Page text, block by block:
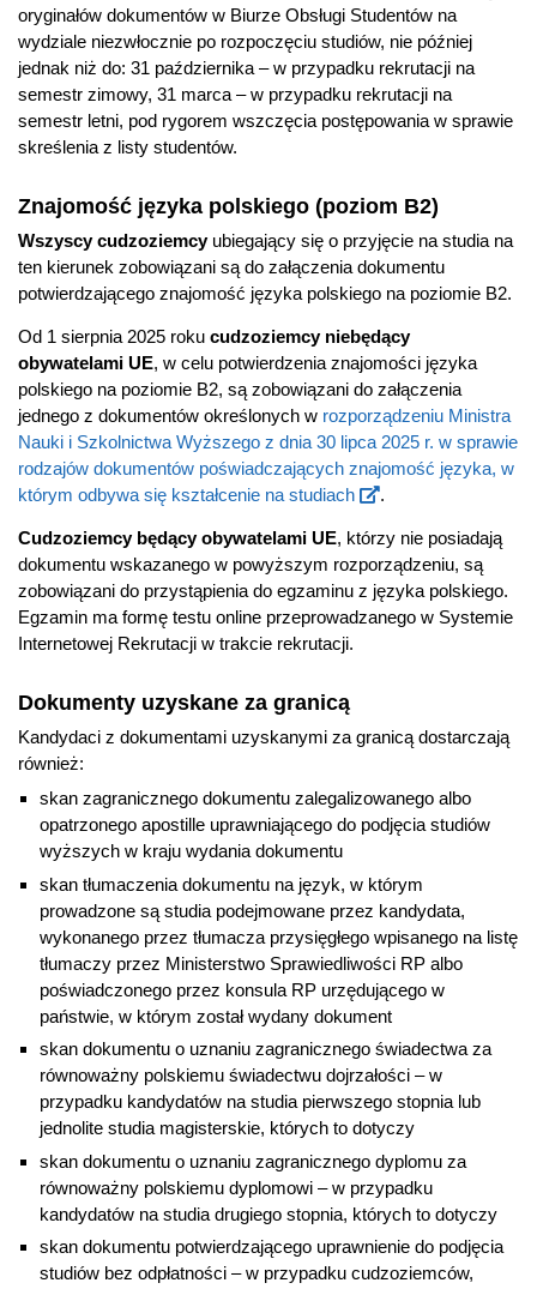
oryginałów dokumentów w Biurze Obsługi Studentów na
wydziale niezwłocznie po rozpoczęciu studiów, nie później
jednak niż do: 31 października – w przypadku rekrutacji na
semestr zimowy, 31 marca – w przypadku rekrutacji na
semestr letni, pod rygorem wszczęcia postępowania w sprawie
skreślenia z listy studentów.
Znajomość języka polskiego (poziom B2)
Wszyscy cudzoziemcy ubiegający się o przyjęcie na studia na
ten kierunek zobowiązani są do załączenia dokumentu
potwierdzającego znajomość języka polskiego na poziomie B2.
Od 1 sierpnia 2025 roku cudzoziemcy niebędący
obywatelami UE, w celu potwierdzenia znajomości języka
polskiego na poziomie B2, są zobowiązani do załączenia
jednego z dokumentów określonych w rozporządzeniu Ministra
Nauki i Szkolnictwa Wyższego z dnia 30 lipca 2025 r. w sprawie
rodzajów dokumentów poświadczających znajomość języka, w
którym odbywa się kształcenie na studiach
.
Cudzoziemcy będący obywatelami UE, którzy nie posiadają
dokumentu wskazanego w powyższym rozporządzeniu, są
zobowiązani do przystąpienia do egzaminu z języka polskiego.
Egzamin ma formę testu online przeprowadzanego w Systemie
Internetowej Rekrutacji w trakcie rekrutacji.
Dokumenty uzyskane za granicą
Kandydaci z dokumentami uzyskanymi za granicą dostarczają
również:
skan zagranicznego dokumentu zalegalizowanego albo
opatrzonego apostille uprawniającego do podjęcia studiów
wyższych w kraju wydania dokumentu
skan tłumaczenia dokumentu na język, w którym
prowadzone są studia podejmowane przez kandydata,
wykonanego przez tłumacza przysięgłego wpisanego na listę
tłumaczy przez Ministerstwo Sprawiedliwości RP albo
poświadczonego przez konsula RP urzędującego w
państwie, w którym został wydany dokument
skan dokumentu o uznaniu zagranicznego świadectwa za
równoważny polskiemu świadectwu dojrzałości – w
przypadku kandydatów na studia pierwszego stopnia lub
jednolite studia magisterskie, których to dotyczy
skan dokumentu o uznaniu zagranicznego dyplomu za
równoważny polskiemu dyplomowi – w przypadku
kandydatów na studia drugiego stopnia, których to dotyczy
skan dokumentu potwierdzającego uprawnienie do podjęcia
studiów bez odpłatności – w przypadku cudzoziemców,